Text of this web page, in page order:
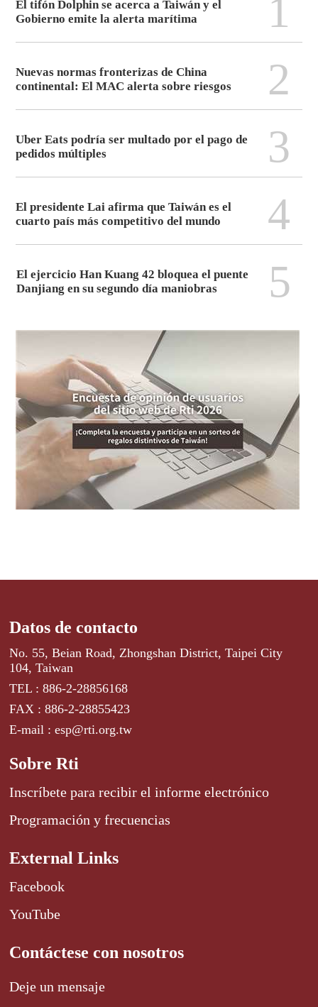
El tifón Dolphin se acerca a Taiwán y el
Gobierno emite la alerta marítima
1
Nuevas normas fronterizas de China
continental: El MAC alerta sobre riesgos
2
Uber Eats podría ser multado por el pago de
pedidos múltiples
3
El presidente Lai afirma que Taiwán es el
cuarto país más competitivo del mundo
4
El ejercicio Han Kuang 42 bloquea el puente
Danjiang en su segundo día maniobras
5
Datos de contacto
No. 55, Beian Road, Zhongshan District, Taipei City
104, Taiwan
TEL : 886-2-28856168
FAX : 886-2-28855423
E-mail : esp@rti.org.tw
Sobre Rti
Inscríbete para recibir el informe electrónico
Programación y frecuencias
External Links
Facebook
YouTube
Contáctese con nosotros
Deje un mensaje